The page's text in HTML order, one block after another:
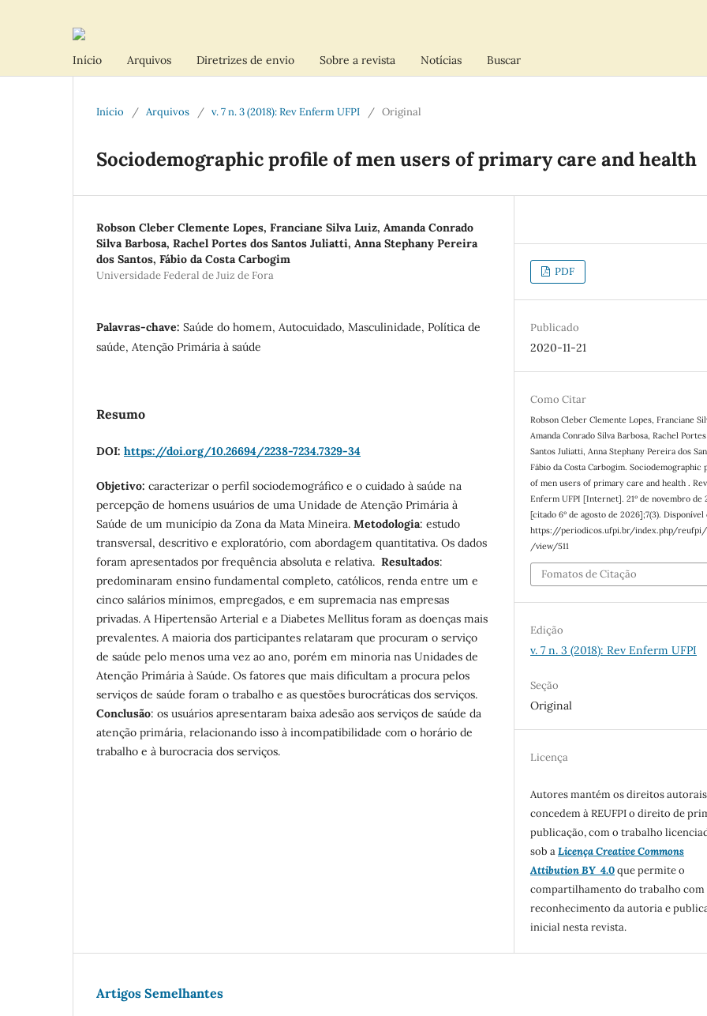
Início Arquivos Diretrizes de envio Sobre a revista Notícias Buscar
Início / Arquivos / v. 7 n. 3 (2018): Rev Enferm UFPI / Original
Sociodemographic profile of men users of primary care and health
Robson Cleber Clemente Lopes, Franciane Silva Luiz, Amanda Conrado
Silva Barbosa, Rachel Portes dos Santos Juliatti, Anna Stephany Pereira
dos Santos, Fábio da Costa Carbogim
Universidade Federal de Juiz de Fora
Palavras-chave: Saúde do homem, Autocuidado, Masculinidade, Política de
saúde, Atenção Primária à saúde
Resumo
DOI: https://doi.org/10.26694/2238-7234.7329-34
Objetivo: caracterizar o perfil sociodemográfico e o cuidado à saúde na
percepção de homens usuários de uma Unidade de Atenção Primária à
Saúde de um município da Zona da Mata Mineira. Metodologia: estudo
transversal, descritivo e exploratório, com abordagem quantitativa. Os dados
foram apresentados por frequência absoluta e relativa. Resultados:
predominaram ensino fundamental completo, católicos, renda entre um e
cinco salários mínimos, empregados, e em supremacia nas empresas
privadas. A Hipertensão Arterial e a Diabetes Mellitus foram as doenças mais
prevalentes. A maioria dos participantes relataram que procuram o serviço
de saúde pelo menos uma vez ao ano, porém em minoria nas Unidades de
Atenção Primária à Saúde. Os fatores que mais dificultam a procura pelos
serviços de saúde foram o trabalho e as questões burocráticas dos serviços.
Conclusão: os usuários apresentaram baixa adesão aos serviços de saúde da
atenção primária, relacionando isso à incompatibilidade com o horário de
trabalho e à burocracia dos serviços.
PDF
Publicado
2020-11-21
Como Citar
Robson Cleber Clemente Lopes, Franciane
Amanda Conrado Silva Barbosa, Rachel
Santos Juliatti, Anna Stephany Pereira dos
Fábio da Costa Carbogim. Sociodemographic
of men users of primary care and health . Rev
Enferm UFPI [Internet]. 21º de novembro de
[citado 6º de agosto de 2026];7(3). Disponível
https://periodicos.ufpi.br/index.php/
/view/511
Fomatos de Citação
Edição
v. 7 n. 3 (2018): Rev Enferm UFPI
Seção
Original
Licença
Autores mantém os direitos
concedem à REUFPI o direito de
publicação, com o trabalho
sob aLicença Creative Commons
Attibution BY 4.0que permite o
compartilhamento do trabalho com
reconhecimento da autoria e
inicial nesta revista.
Artigos Semelhantes